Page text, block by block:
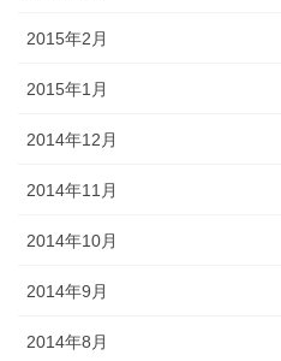
2015年2月
2015年1月
2014年12月
2014年11月
2014年10月
2014年9月
2014年8月